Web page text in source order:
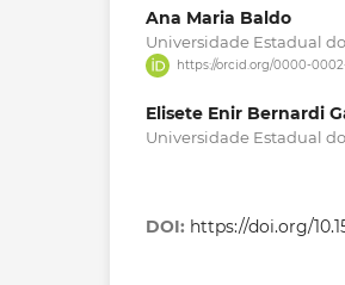
Ana Maria Baldo
Universidade Estadual
https://orcid.org/0000-
Elisete Enir Bernardi
Universidade Estadual
DOI: https://doi.org/